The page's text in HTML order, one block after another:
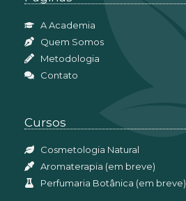
A Academia
Quem Somos
Metodologia
Contato
Cursos
Cosmetologia Natural
Aromaterapia (em breve)
Perfumaria Botânica (em breve)